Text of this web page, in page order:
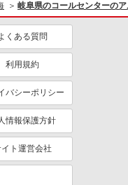
岐阜県のコールセンターの
くある質問
利用規約
バシーポリシー
情報保護方針
ト運営会社